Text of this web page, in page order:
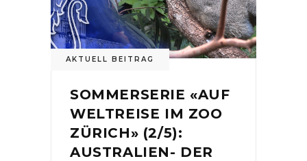
AKTUELL BEITRAG
SOMMERSERIE «AUF
WELTREISE IM ZOO
ZÜRICH» (2/5):
AUSTRALIEN- DER